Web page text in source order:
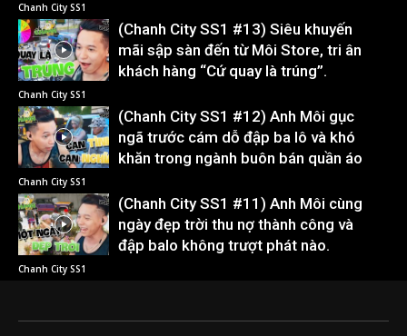
Chanh City SS1
Chanh City SS1
(Chanh City SS1 #13) Siêu khuyến
mãi sập sàn đến từ Môi Store, tri ân
khách hàng “Cứ quay là trúng”.
Chanh City SS1
(Chanh City SS1 #12) Anh Môi gục
ngã trước cám dỗ đập ba lô và khó
khăn trong ngành buôn bán quần áo
Chanh City SS1
(Chanh City SS1 #11) Anh Môi cùng
ngày đẹp trời thu nợ thành công và
đập balo không trượt phát nào.